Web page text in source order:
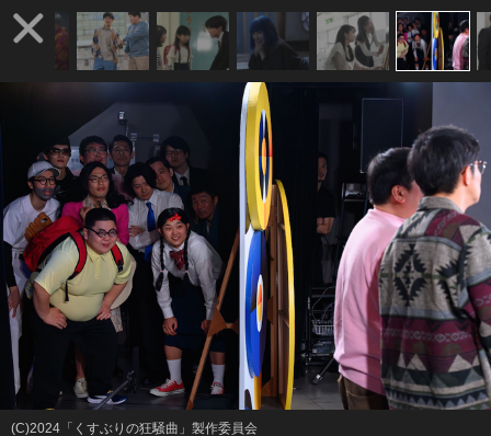
(C)2024「くすぶりの狂騒曲」製作委員会